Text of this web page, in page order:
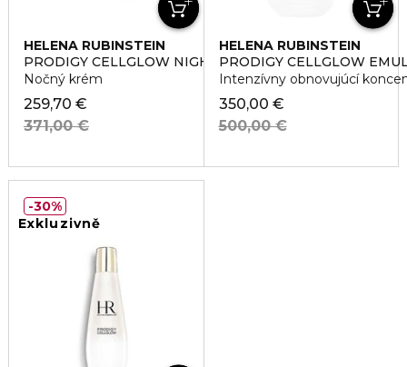
HELENA RUBINSTEIN
PRODIGY CELLGLOW NIGHT CREAM
Nočný krém
259,70 €
371,00 €
HELENA RUBINSTEIN
PRODIGY CELLGLOW
Intenzívny obnovujúcí
350,00 €
500,00 €
Exkluzivně
30%